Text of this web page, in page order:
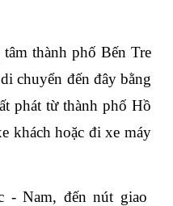
thành phố Bến Tre
chuyển đến đây bằng
phát từ thành phố Hồ
khách hoặc đi xe máy
- Nam, đến nút giao